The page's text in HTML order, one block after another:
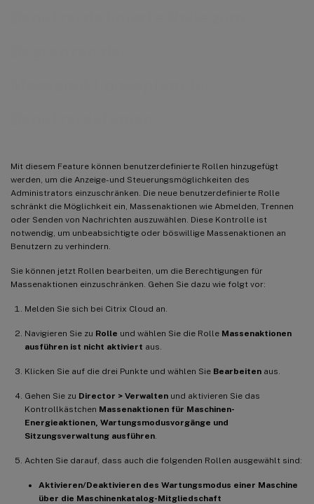
Mit diesem Feature können benutzerdefinierte Rollen hinzugefügt
werden, um die Anzeige- und Steuerungsmöglichkeiten des
Administrators einzuschränken. Die neue benutzerdefinierte Rolle
schränkt die Möglichkeit ein, Massenaktionen wie Abmelden, Trennen
oder Senden von Nachrichten auszuwählen. Diese Kontrolle ist
notwendig, um unbeabsichtigte oder böswillige Massenaktionen an
Benutzern zu verhindern.
Sie können jetzt Rollen bearbeiten, um die Berechtigungen für
Massenaktionen einzuschränken. Gehen Sie dazu wie folgt vor:
Melden Sie sich bei Citrix Cloud an.
Navigieren Sie zu Rolle und wählen Sie die Rolle Massenaktionen
ausführen ist nicht aktiviert aus.
Klicken Sie auf die drei Punkte und wählen Sie Bearbeiten aus.
Gehen Sie zu Director > Verwalten und aktivieren Sie das
Kontrollkästchen Massenaktionen für Maschinen-
Energieaktionen, Wartungsmodusvorgänge und
Sitzungsverwaltung ausführen
Achten Sie darauf, dass auch die folgenden Rollen ausgewählt sind:
Aktivieren/Deaktivieren des Wartungsmodus einer Maschine
über die Maschinenkatalog-Mitgliedschaft